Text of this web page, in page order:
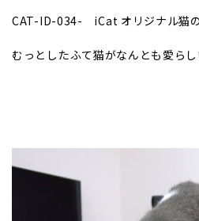
CAT-ID-034- iCat オリジナル猫
むっとしたふて猫がなんとも愛らし